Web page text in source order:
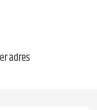
adres